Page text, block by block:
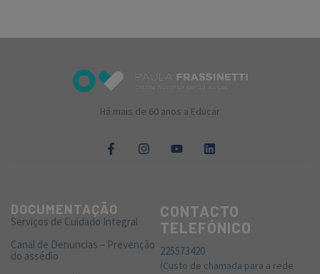
Há mais de 60 anos a Educar
DOCUMENTAÇÃO
Serviços de Cuidado Integral
Canal de Denuncias – Prevenção
do assédio
CONTACTO
TELEFÓNICO
225573420
(Custo de chamada para a rede